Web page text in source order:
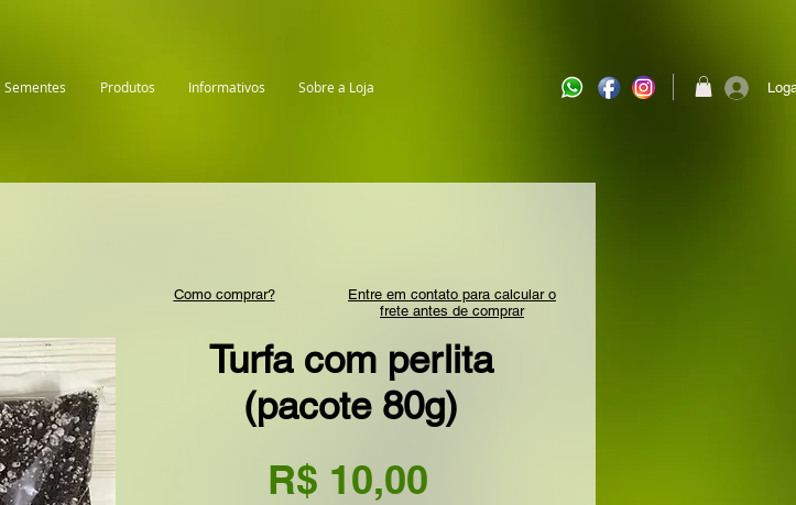
Sementes Produtos Informativos Sobre a Loja
Turfa com perlita
(pacote 80g)
R$ 10,00
Como comprar?
Entre em contato para calcular o
frete antes de comprar